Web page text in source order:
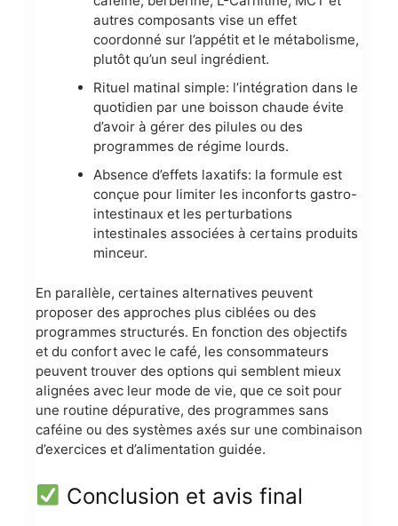
autres composants vise un effet
coordonné sur l’appétit et le métabolisme,
plutôt qu’un seul ingrédient.
Rituel matinal simple: l’intégration dans le
quotidien par une boisson chaude évite
d’avoir à gérer des pilules ou des
programmes de régime lourds.
Absence d’effets laxatifs: la formule est
conçue pour limiter les inconforts gastro-
intestinaux et les perturbations
intestinales associées à certains produits
minceur.
En parallèle, certaines alternatives peuvent
proposer des approches plus ciblées ou des
programmes structurés. En fonction des objectifs
et du confort avec le café, les consommateurs
peuvent trouver des options qui semblent mieux
alignées avec leur mode de vie, que ce soit pour
une routine dépurative, des programmes sans
caféine ou des systèmes axés sur une combinaison
d’exercices et d’alimentation guidée.
Conclusion et avis final